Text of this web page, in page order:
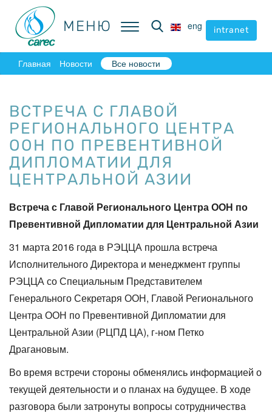
МЕНЮ eng intranet
МЕНЮ eng intranet
Главная Новости Все новости
ВСТРЕЧА С ГЛАВОЙ
РЕГИОНАЛЬНОГО ЦЕНТРА
ООН ПО ПРЕВЕНТИВНОЙ
ДИПЛОМАТИИ ДЛЯ
ЦЕНТРАЛЬНОЙ АЗИИ
Встреча с Главой Регионального Центра ООН по
Превентивной Дипломатии для Центральной Азии
31 марта 2016 года в РЭЦЦА прошла встреча
Исполнительного Директора и менеджмент группы
РЭЦЦА со Специальным Представителем
Генерального Секретаря ООН, Главой Регионального
Центра ООН по Превентивной Дипломатии для
Центральной Азии (РЦПД ЦА), г-ном Петко
Драгановым.
Во время встречи стороны обменялись информацией о
текущей деятельности и о планах на будущее. В ходе
разговора были затронуты вопросы сотрудничества